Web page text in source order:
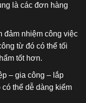
là các đơn hàng
đảm nhiệm công việc
từ đó có thể tối
tốt hơn.
– gia công – lắp
thể dễ dàng kiểm